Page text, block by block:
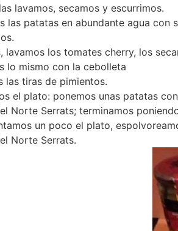
lavamos, secamos y escurrimos.
las patatas en abundante agua con
lavamos los tomates cherry, los
lo mismo con la cebolleta
las tiras de pimientos.
el plato: ponemos unas patatas
Norte Serrats; terminamos
un poco el plato,
Norte Serrats.